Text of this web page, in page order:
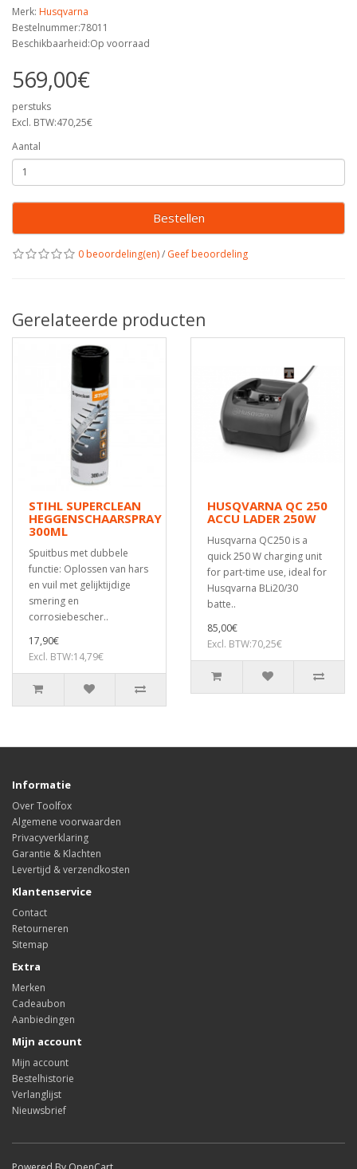
Merk: Husqvarna
Bestelnummer:78011
Beschikbaarheid:Op voorraad
569,00€
perstuks
Excl. BTW:470,25€
Aantal
Bestellen
0 beoordeling(en)/ Geef beoordeling
Gerelateerde producten
STIHL SUPERCLEAN
HEGGENSCHAARSPRAY
300ML
Spuitbus met dubbele
functie: Oplossen van hars
en vuil met gelijktijdige
smering en
corrosiebescher..
17,90€
Excl. BTW:14,79€
HUSQVARNA QC 250
ACCU LADER 250W
Husqvarna QC250 is a
quick 250 W charging unit
for part-time use, ideal for
Husqvarna BLi20/30
batte..
85,00€
Excl. BTW:70,25€
Informatie
Over Toolfox
Algemene voorwaarden
Privacyverklaring
Garantie & Klachten
Levertijd & verzendkosten
Klantenservice
Contact
Retourneren
Sitemap
Extra
Merken
Cadeaubon
Aanbiedingen
Mijn account
Mijn account
Bestelhistorie
Verlanglijst
Nieuwsbrief